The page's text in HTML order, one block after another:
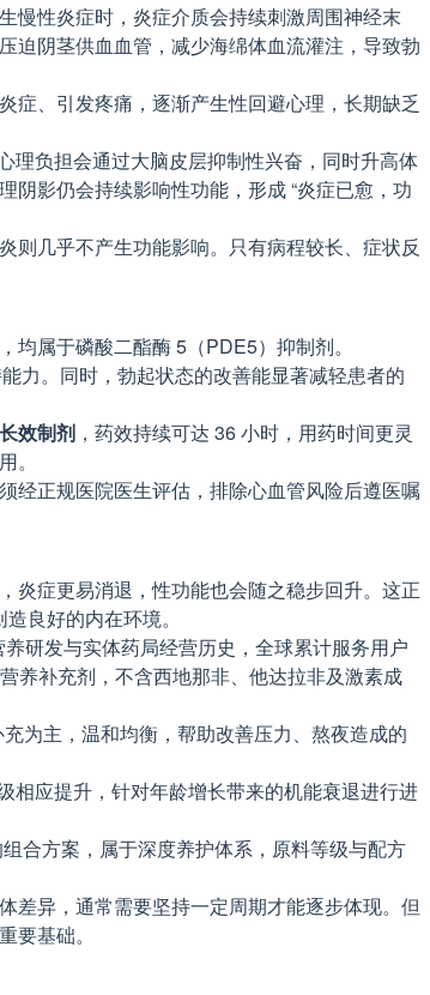
慢性炎症时，炎症介质会持续刺激周围神经末
迫阴茎供血血管，减少海绵体血流灌注，导致勃
症、引发疼痛，逐渐产生性回避心理，长期缺乏
理负担会通过大脑皮层抑制性兴奋，同时升高体
影仍会持续影响性功能，形成 “炎症已愈，功
则几乎不产生功能影响。只有病程较长、症状反
属于磷酸二酯酶 5（PDE5）抑制剂。
力。同时，勃起状态的改善能显著减轻患者的
效制剂 ，药效持续可达 36 小时，用药时间更灵
。
经正规医院医生评估，排除心血管风险后遵医嘱
炎症更易消退，性功能也会随之稳步回升。这正
良好的内在环境。
研发与实体药局经营历史，全球累计服务用户
养补充剂，不含西地那非、他达拉非及激素成
为主，温和均衡，帮助改善压力、熬夜造成的
相应提升，针对年龄增长带来的机能衰退进行进
合方案，属于深度养护体系，原料等级与配方
差异，通常需要坚持一定周期才能逐步体现。但
基础。